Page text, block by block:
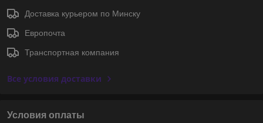
Доставка курьером по Минску
Европочта
Транспортная компания
Все условия доставки
Условия оплаты